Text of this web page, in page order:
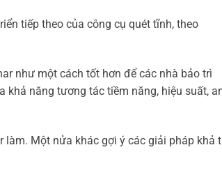
tiếp theo của công cụ quét tĩnh, theo
như một cách tốt hơn để các nhà bảo trì
khả năng tương tác tiềm năng, hiệu suất,
Một nửa khác gợi ý các giải pháp khả